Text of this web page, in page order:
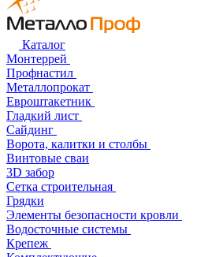
Каталог
Монтеррей
Профнастил
Металлопрокат
Евроштакетник
Гладкий лист
Сайдинг
Ворота, калитки и столбы
Винтовые сваи
3D забор
Сетка строительная
Грядки
Элементы безопасности кровли
Водосточные системы
Крепеж